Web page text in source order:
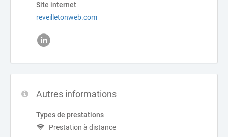
Site internet
reveilletonweb.com
Autres informations
Types de prestations
Prestation à distance